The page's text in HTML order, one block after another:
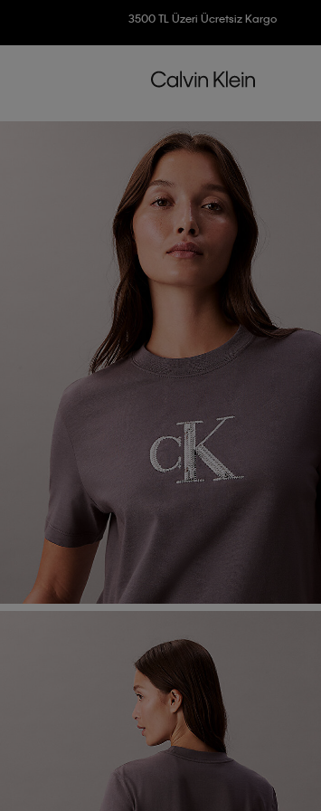
7500 TL Ve Üzeri Alışverişlerinizde 6 Taksit İmkanı